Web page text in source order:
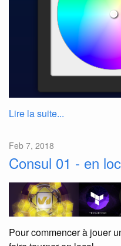
Lire la suite...
Feb 7, 2018
Consul 01 - en
Pour commencer à jouer